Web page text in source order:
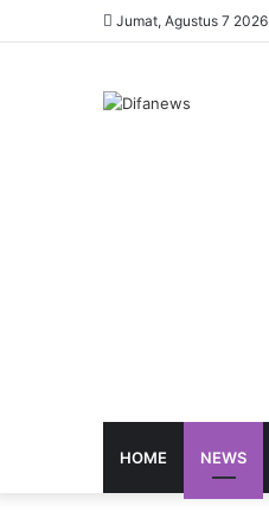
Jumat, Agustus 7 2026
HOME NEWS